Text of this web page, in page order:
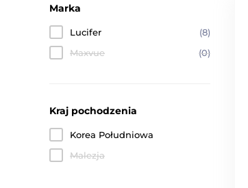
Marka
Lucifer
(8)
Maxvue
(0)
Kraj pochodzenia
Korea Południowa
Malezja